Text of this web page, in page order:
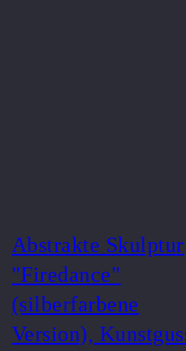
Abstrakte Skulptur
"Firedance"
(silberfarbene
Version),